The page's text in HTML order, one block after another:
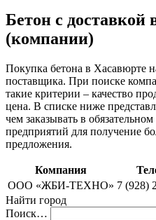
Бетон с доставкой
(компании)
Покупка бетона в Хасавюрте
поставщика. При поиске
такие критерии – качество
цена. В списке ниже
чем заказывать в
предприятий для получение
предложения.
Компания
ООО «ЖБИ-ТЕХНО» 7 (928)
Найти город
Поиск…